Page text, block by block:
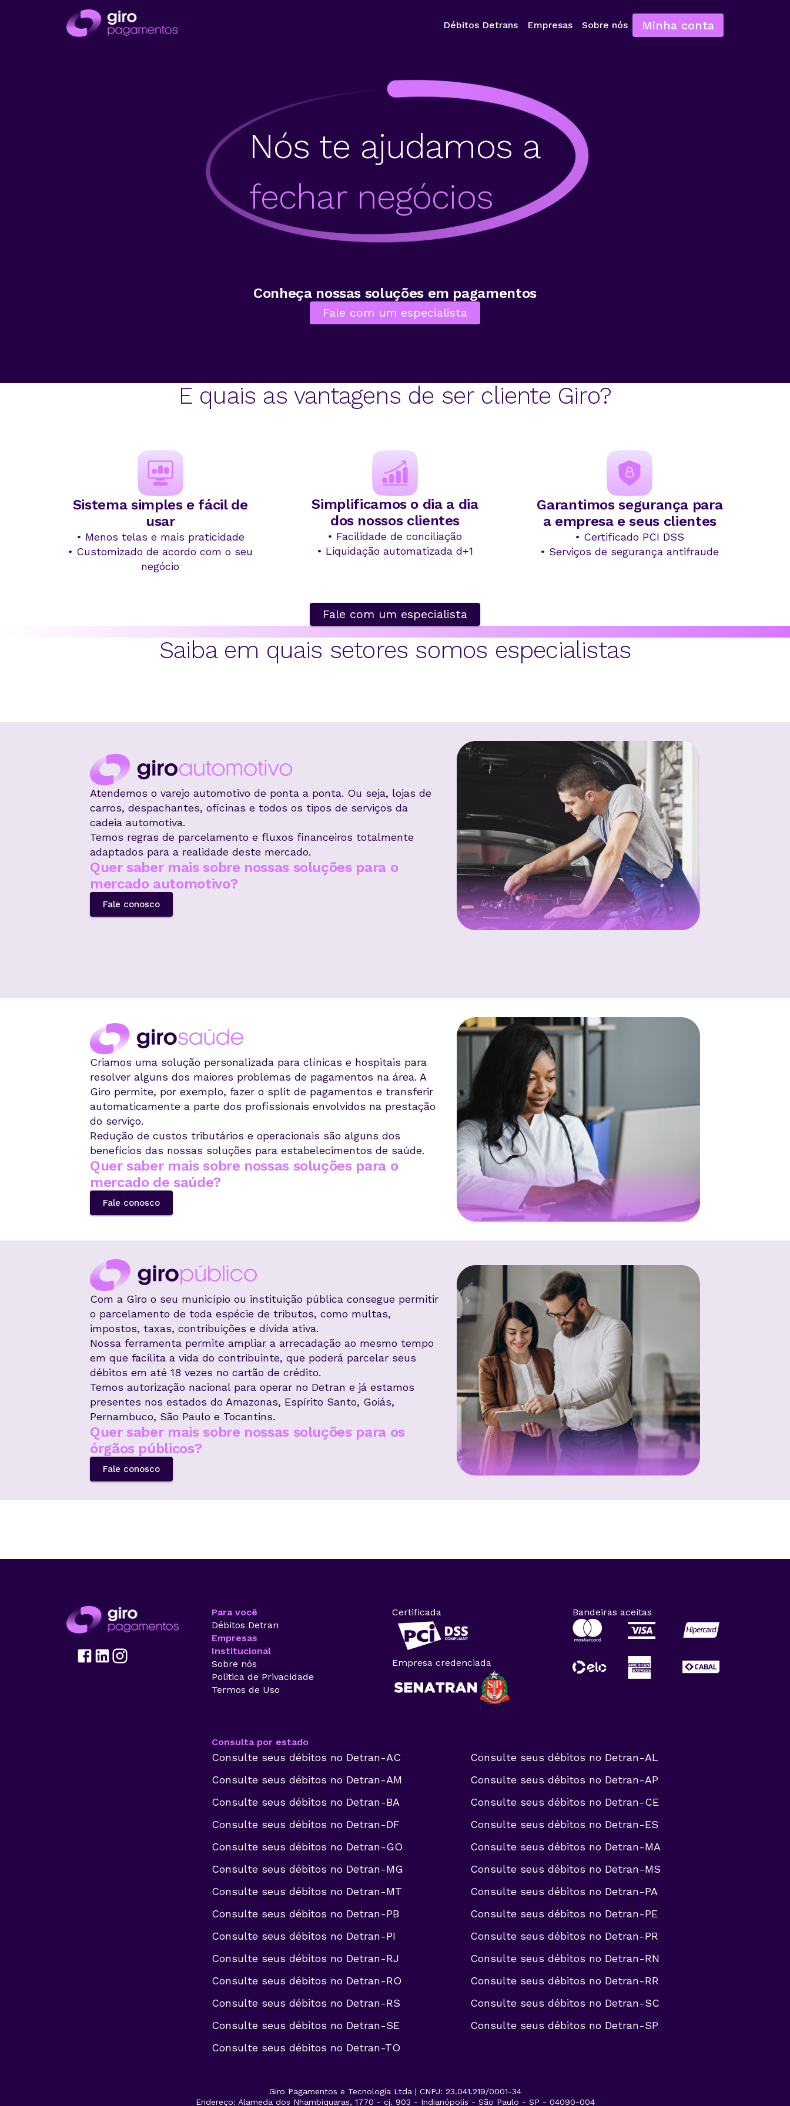
Débitos Detrans Empresas Sobre nós Minha conta
Nós te ajudamos a
fechar negócios
Conheça nossas soluções em pagamentos
Fale com um especialista
E quais as vantagens de ser cliente Giro?
Sistema simples e fácil de
usar
• Menos telas e mais praticidade
• Customizado de acordo com o seu
negócio
Simplificamos o dia a dia
dos nossos clientes
• Facilidade de conciliação
• Liquidação automatizada d+1
Garantimos segurança para
a empresa e seus clientes
• Certificado PCI DSS
• Serviços de segurança antifraude
Fale com um especialista
Saiba em quais setores somos especialistas
Atendemos o varejo automotivo de ponta a ponta. Ou seja, lojas de
carros, despachantes, oficinas e todos os tipos de serviços da
cadeia automotiva.
Temos regras de parcelamento e fluxos financeiros totalmente
adaptados para a realidade deste mercado.
Quer saber mais sobre nossas soluções para o
mercado automotivo?
Fale conosco
Criamos uma solução personalizada para clínicas e hospitais para
resolver alguns dos maiores problemas de pagamentos na área. A
Giro permite, por exemplo, fazer o split de pagamentos e transferir
automaticamente a parte dos profissionais envolvidos na prestação
do serviço.
Redução de custos tributários e operacionais são alguns dos
benefícios das nossas soluções para estabelecimentos de saúde.
Quer saber mais sobre nossas soluções para o
mercado de saúde?
Fale conosco
Com a Giro o seu município ou instituição pública consegue permitir
o parcelamento de toda espécie de tributos, como multas,
impostos, taxas, contribuições e dívida ativa.
Nossa ferramenta permite ampliar a arrecadação ao mesmo tempo
em que facilita a vida do contribuinte, que poderá parcelar seus
débitos em até 18 vezes no cartão de crédito.
Temos autorização nacional para operar no Detran e já estamos
presentes nos estados do Amazonas, Espírito Santo, Goiás,
Pernambuco, São Paulo e Tocantins.
Quer saber mais sobre nossas soluções para os
órgãos públicos?
Fale conosco
Para você
Débitos Detran
Empresas
Institucional
Sobre nós
Politica de Privacidade
Termos de Uso
Certificada
Empresa credenciada
Bandeiras aceitas
Consulta por estado
Consulte seus débitos no Detran-AC Consulte seus débitos no Detran-AL
Consulte seus débitos no Detran-AM Consulte seus débitos no Detran-AP
Consulte seus débitos no Detran-BA Consulte seus débitos no Detran-CE
Consulte seus débitos no Detran-DF Consulte seus débitos no Detran-ES
Consulte seus débitos no Detran-GO Consulte seus débitos no Detran-MA
Consulte seus débitos no Detran-MG Consulte seus débitos no Detran-MS
Consulte seus débitos no Detran-MT Consulte seus débitos no Detran-PA
Consulte seus débitos no Detran-PB Consulte seus débitos no Detran-PE
Consulte seus débitos no Detran-PI Consulte seus débitos no Detran-PR
Consulte seus débitos no Detran-RJ Consulte seus débitos no Detran-RN
Consulte seus débitos no Detran-RO Consulte seus débitos no Detran-RR
Consulte seus débitos no Detran-RS Consulte seus débitos no Detran-SC
Consulte seus débitos no Detran-SE Consulte seus débitos no Detran-SP
Consulte seus débitos no Detran-TO
Giro Pagamentos e Tecnologia Ltda | CNPJ: 23.041.219/0001-34
Endereço: Alameda dos Nhambiquaras, 1770 - cj. 903 - Indianópolis - São Paulo - SP - 04090-004